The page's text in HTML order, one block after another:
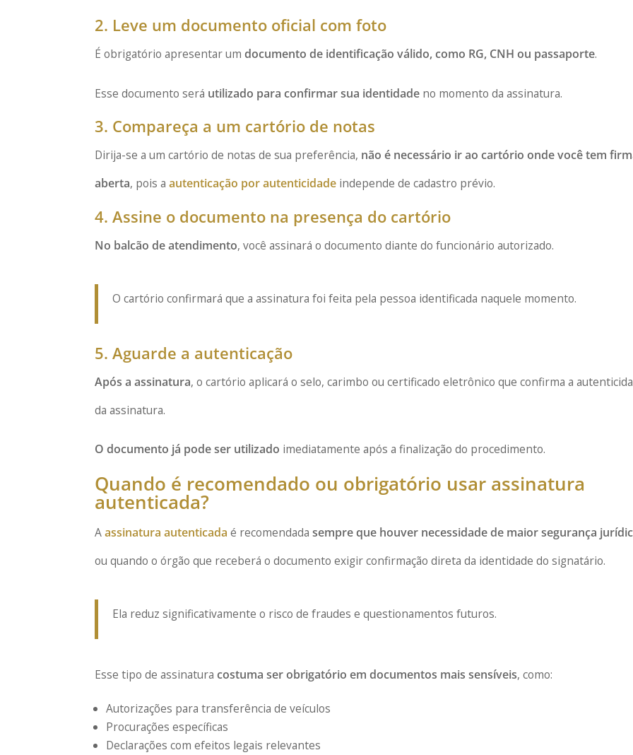
2. Leve um documento oficial com foto
É obrigatório apresentar umdocumento de identificação válido, como RG, CNH ou passaporte.
Esse documento será utilizado para confirmar sua identidade no momento da assinatura.
3. Compareça a um cartório de notas
Dirija-se a um cartório de notas de sua preferência, não é necessário ir ao cartório onde você tem
aberta, pois aautenticação por autenticidade independe de cadastro prévio.
4. Assine o documento na presença do cartório
No balcão de atendimento, você assinará o documento diante do funcionário autorizado.
O cartório confirmará que a assinatura foi feita pela pessoa identificada naquele momento.
5. Aguarde a autenticação
Após a assinatura, o cartório aplicará o selo, carimbo ou certificado eletrônico que confirma a
da assinatura.
O documento já pode ser utilizado imediatamente após a finalização do procedimento.
Quando é recomendado ou obrigatório usar assinatura
autenticada?
Aassinatura autenticada é recomendadasempre que houver necessidade de maior segurança
ou quando o órgão que receberá o documento exigir confirmação direta da identidade do signatário.
Ela reduz significativamente o risco de fraudes e questionamentos futuros.
Esse tipo de assinaturacostuma ser obrigatório em documentos mais sensíveis, como:
Autorizações para transferência de veículos
Procurações específicas
Declarações com efeitos legais relevantes